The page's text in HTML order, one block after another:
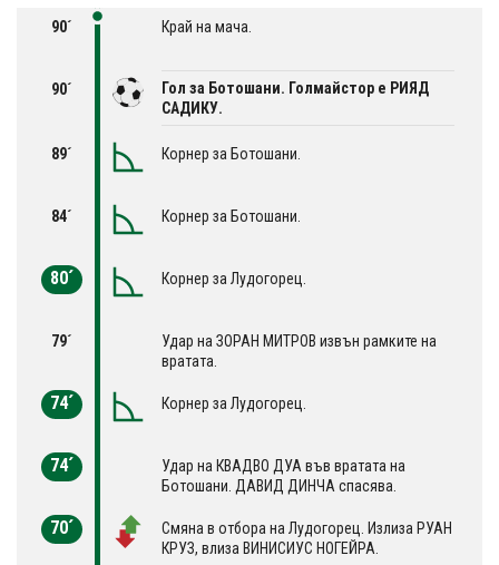
90´ Край на мача.
90´
Гол за Ботошани. Голмайстор е РИЯД
САДИКУ.
89´ Корнер за Ботошани.
84´ Корнер за Ботошани.
80´ Корнер за Лудогорец.
79´
Удар на ЗОРАН МИТРОВ извън рамките на
вратата.
74´ Корнер за Лудогорец.
74´
Удар на КВАДВО ДУА във вратата на
Ботошани. ДАВИД ДИНЧА спасява.
70´
Смяна в отбора на Лудогорец. Излиза РУАН
КРУЗ, влиза ВИНИСИУС НОГЕЙРА.